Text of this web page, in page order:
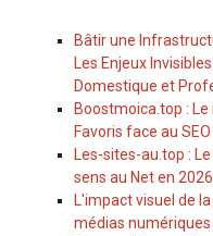
Bâtir une Infrastructure Numérique Durable :
Les Enjeux
Domestique et
Boostmoica.top : Le retour du Ping et des
Favoris face au
Les-sites-au.top : Le répertoire qui redonne du
sens au Net en 2026
L'impact visuel de la presse satirique dans les
médias numériques